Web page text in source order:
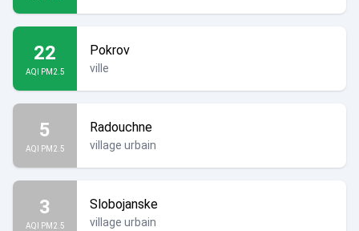
22
AQI PM2.5
Pokrov
ville
5
AQI PM2.5
Radouchne
village urbain
3
AQI PM2.5
Slobojanske
village urbain